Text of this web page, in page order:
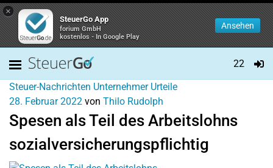
×
SteuerGo App
forium GmbH
kostenlos - In Google Play
Ansehen
22
Steuer-Nachrichten Unternehmer Urteile
28. Februar 2022 von Thilo Rudolph
Spesen als Teil des Arbeitslohns
sozialversicherungspflichtig